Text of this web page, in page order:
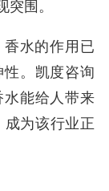
围。
水的作用已
。凯度咨询
水能给人带来
成为该行业正